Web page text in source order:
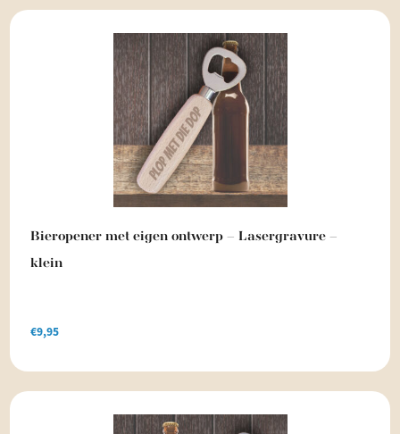
Bieropener met eigen ontwerp – Lasergravure –
klein
€9,95